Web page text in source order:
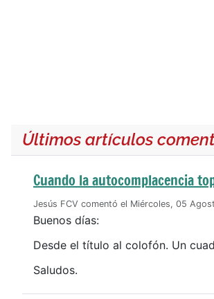
Últimos artículos
Cuando la autocomplacencia
Jesús FCV comentó el Miércoles, 05
Buenos días:
Desde el título al colofón. Un
Saludos.